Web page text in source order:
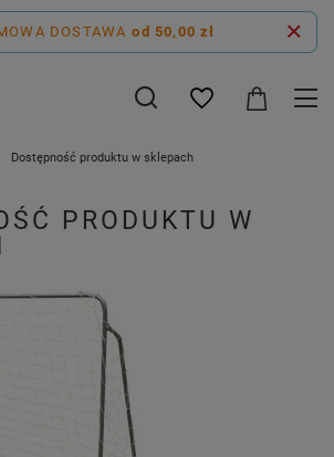
DOSTAWA od 50,00 zł
Dostępność produktu w sklepach
PRODUKTU W